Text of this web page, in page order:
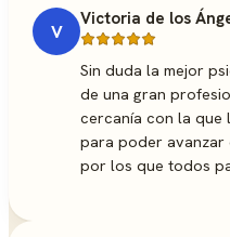
V
Victoria de los
Sin duda la mejor
de una gran
cercanía con la que
para poder avanzar
por los que todos